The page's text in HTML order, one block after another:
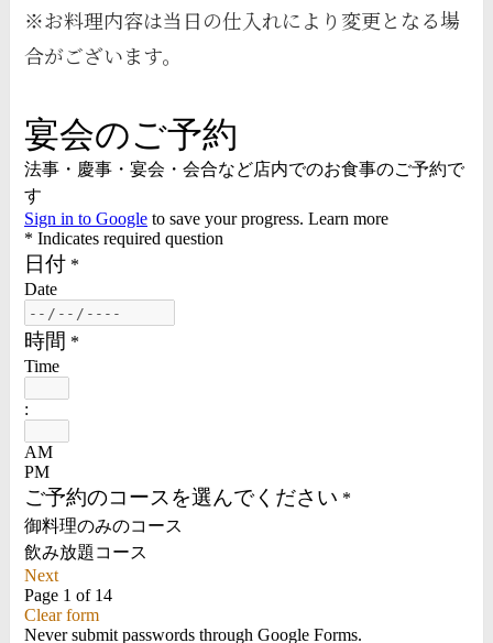
※お料理内容は当日の仕入れにより変更となる場
合がございます。